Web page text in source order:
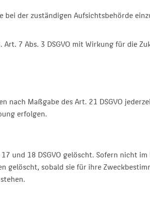
bei der zuständigen Aufsichtsbehörde
7 Abs. 3 DSGVO mit Wirkung für die
Maßgabe des Art. 21 DSGVO
erfolgen.
und 18 DSGVO gelöscht. Sofern nicht
gelöscht, sobald sie für ihre